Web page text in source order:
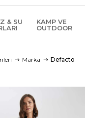
& SU
KAMP VE
OUTDOOR
Marka Defacto